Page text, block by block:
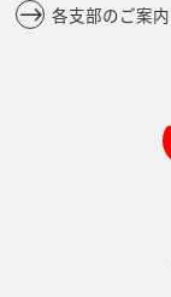
各支部のご案内